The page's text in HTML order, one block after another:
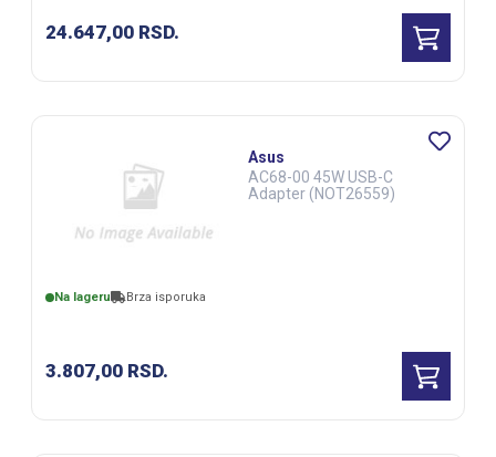
24.647,00 RSD.
Na lageru Brza isporuka
3.807,00 RSD.
Asus
AC68-00 45W USB-C
Adapter (NOT26559)